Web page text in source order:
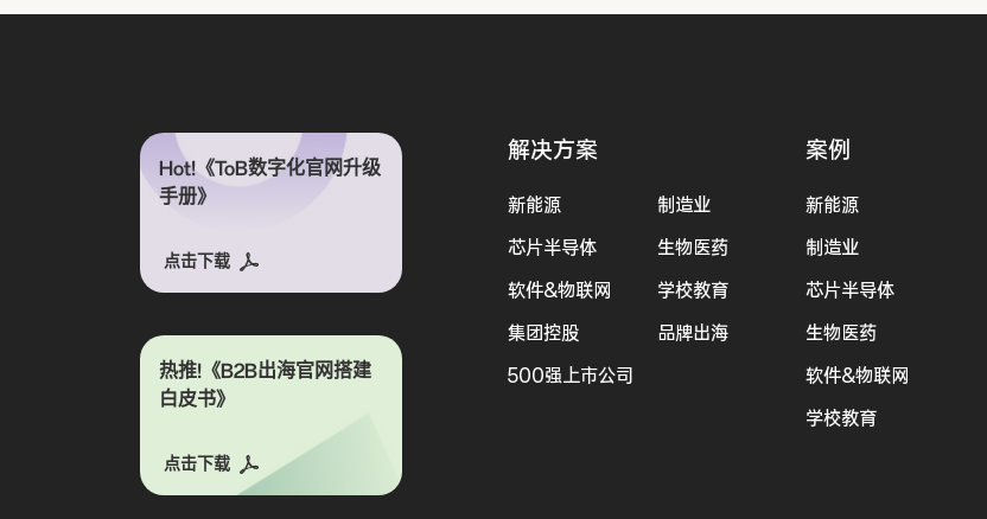
Hot!《ToB数字化官网升级
手册》
点击下载
热推!《B2B出海官网搭建
白皮书》
点击下载
解决方案
新能源
制造业
芯片半导体
生物医药
软件&物联网
学校教育
集团控股
品牌出海
500强上市公司
案例
新能源
制造业
芯片半导体
生物医药
软件&物联网
学校教育